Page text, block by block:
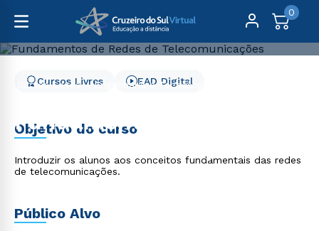
0
Cursos Livres
Engenharia e Tecnologia
Fundamentos de Redes
de Telecomunicações
Cursos Livres EAD Digital
Objetivo do curso
Introduzir os alunos aos conceitos fundamentais das redes
de telecomunicações.
Público Alvo